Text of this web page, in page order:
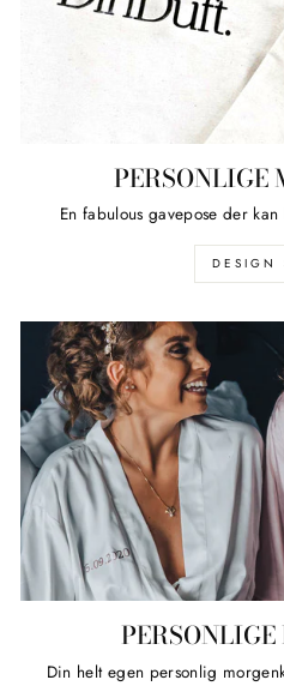
PERSONLIGE
En fabulous gavepose der
DESIGN
Din helt egen personlig